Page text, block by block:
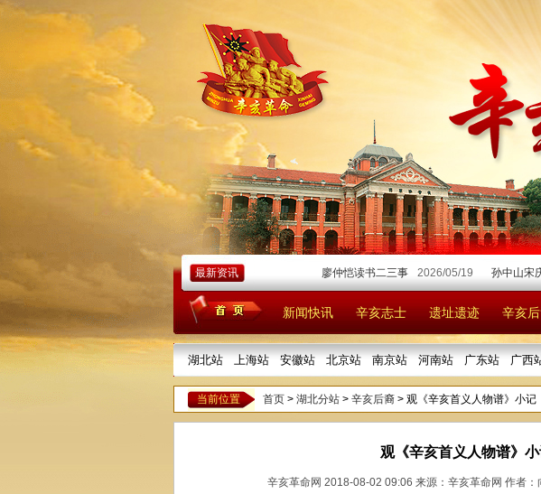
最新资讯 廖仲恺读书二三事 2026/05/19 孙中山宋庆龄与海
新闻快讯 辛亥志士 遗址遗迹 辛亥
湖北站 上海站 安徽站 北京站 南京站 河南站 广东站 广西
当前位置 首页 > 湖北分站 > 辛亥后裔 > 观《辛亥首义人物谱》小记
观《辛亥首义人物谱》
辛亥革命网 2018-08-02 09:06 来源：辛亥革命网 作者：